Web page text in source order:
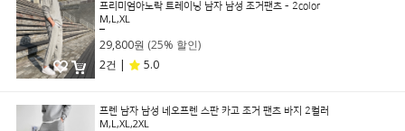
프리미엄아노락 트레이닝 남자 남성 조거팬츠 - 2color
M,L,XL
29,800원 (25% 할인)
2건 |
5.0
프렌 남자 남성 네오프렌 스판 카고 조거 팬츠 바지 2컬러
M,L,XL,2XL